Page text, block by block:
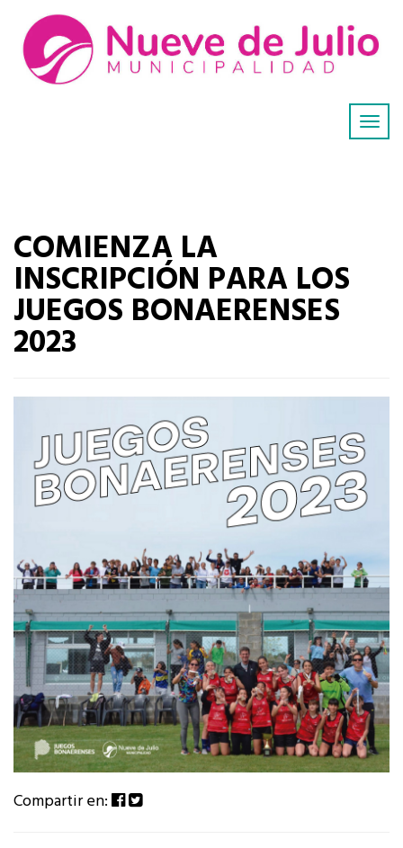
COMIENZA LA
INSCRIPCIÓN PARA LOS
JUEGOS BONAERENSES
2023
Compartir en: